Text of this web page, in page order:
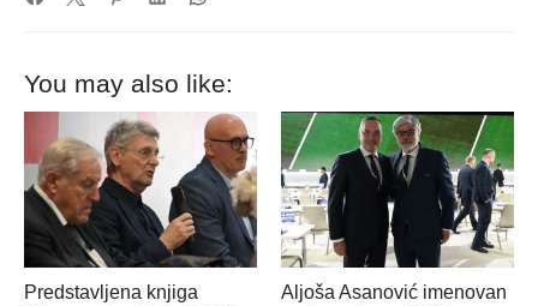
You may also like:
Predstavljena knjiga
Aljoša Asanović imenovan